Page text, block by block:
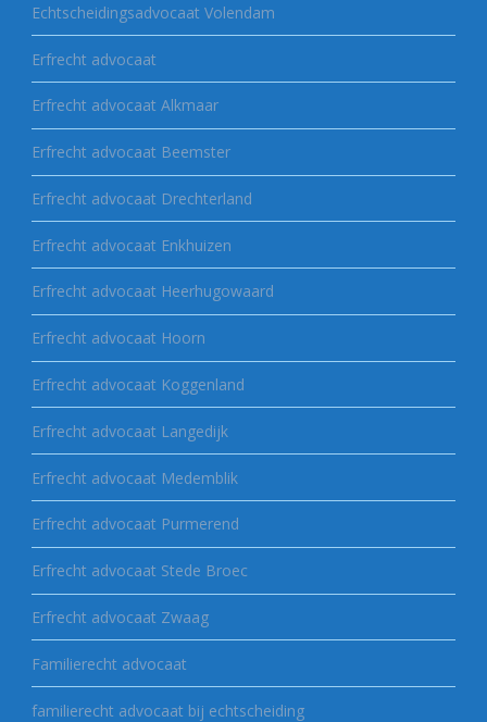
Echtscheidingsadvocaat Volendam
Erfrecht advocaat
Erfrecht advocaat Alkmaar
Erfrecht advocaat Beemster
Erfrecht advocaat Drechterland
Erfrecht advocaat Enkhuizen
Erfrecht advocaat Heerhugowaard
Erfrecht advocaat Hoorn
Erfrecht advocaat Koggenland
Erfrecht advocaat Langedijk
Erfrecht advocaat Medemblik
Erfrecht advocaat Purmerend
Erfrecht advocaat Stede Broec
Erfrecht advocaat Zwaag
Familierecht advocaat
familierecht advocaat bij echtscheiding